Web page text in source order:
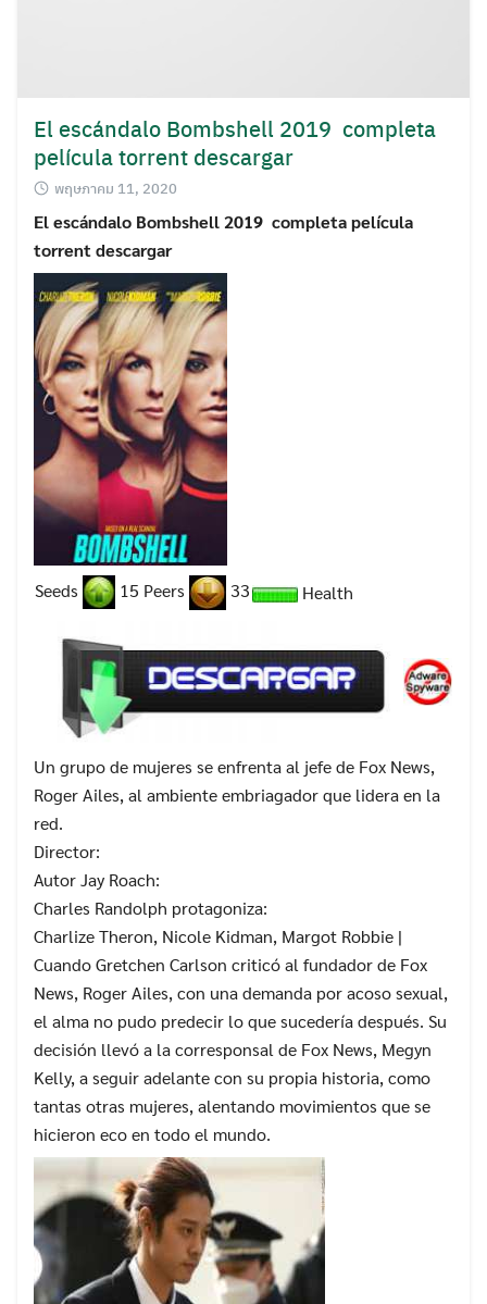
El escándalo Bombshell 2019 completa
película torrent descargar
พฤษภาคม 11, 2020
El escándalo Bombshell 2019 completa película
torrent descargar
Seeds 15 Peers 33 Health
Un grupo de mujeres se enfrenta al jefe de Fox News,
Roger Ailes, al ambiente embriagador que lidera en la
red.
Director:
Autor Jay Roach:
Charles Randolph protagoniza:
Charlize Theron, Nicole Kidman, Margot Robbie |
Cuando Gretchen Carlson criticó al fundador de Fox
News, Roger Ailes, con una demanda por acoso sexual,
el alma no pudo predecir lo que sucedería después. Su
decisión llevó a la corresponsal de Fox News, Megyn
Kelly, a seguir adelante con su propia historia, como
tantas otras mujeres, alentando movimientos que se
hicieron eco en todo el mundo.